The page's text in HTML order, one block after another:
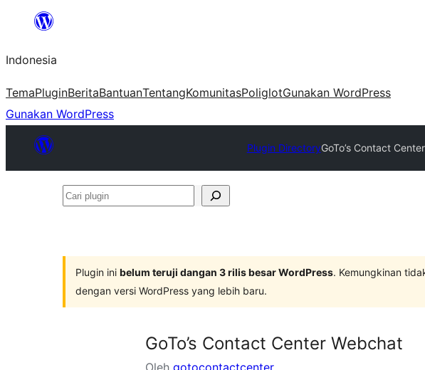
Lewati
konten
Indonesia
TemaPluginBeritaBantuanTentangKomunitasPoliglotGunakan WordPress
Gunakan WordPress
Plugin DirectoryGoTo’s Contact
Cari
Plugin ini belum teruji dangan 3 rilis besar WordPress. Kemungkinan
dengan versi WordPress yang lebih baru.
GoTo’s Contact Center Webchat
Oleh gotocontactcenter